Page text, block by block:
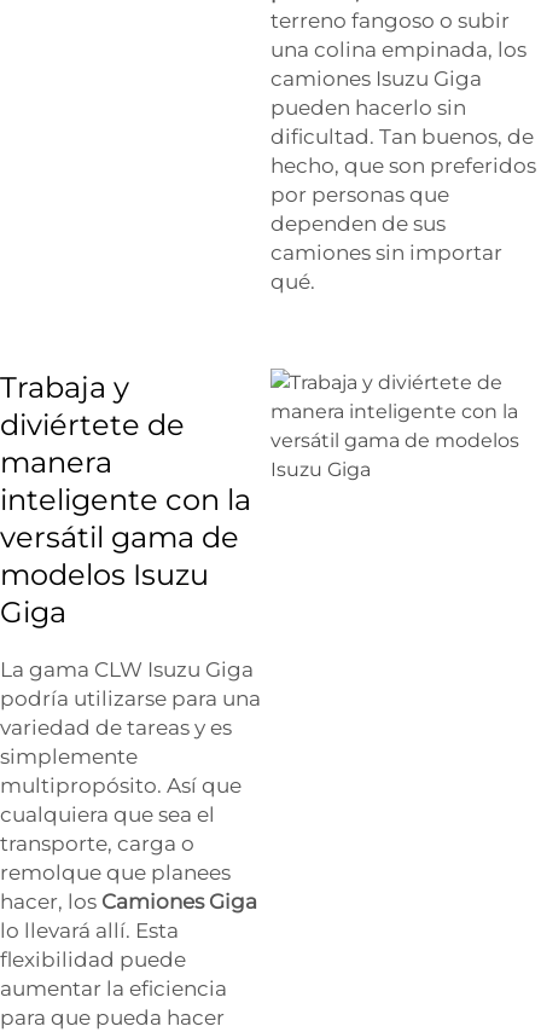
terreno fangoso o subir
una colina empinada, los
camiones Isuzu Giga
pueden hacerlo sin
dificultad. Tan buenos, de
hecho, que son preferidos
por personas que
dependen de sus
camiones sin importar
qué.
Trabaja y
diviértete de
manera
inteligente con la
versátil gama de
modelos Isuzu
Giga
La gama CLW Isuzu Giga
podría utilizarse para una
variedad de tareas y es
simplemente
multipropósito. Así que
cualquiera que sea el
transporte, carga o
remolque que planees
hacer, los Camiones Giga
lo llevará allí. Esta
flexibilidad puede
aumentar la eficiencia
para que pueda hacer